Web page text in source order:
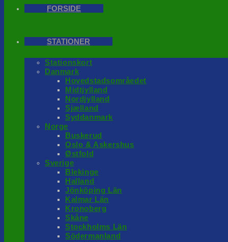
FORSIDE
STATIONER
Stationskort
Danmark
Hovedstadsområedet
Midtjylland
Nordjylland
Sjælland
Syddanmark
Norge
Buskerud
Oslo & Askershus
Østfold
Sverige
Blekinge
Halland
Jönköping Län
Kalmar Län
Kronoberg
Skåne
Stockholms Län
Södermanland